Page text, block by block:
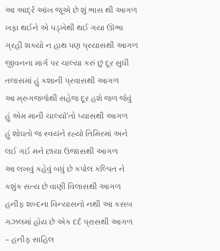
આ આર્દ્ર આંખ જૂએ છે શું ભાસ થી આગળ
ખફા થઈને એ પડ્ખેથી થઈ ગયા ઊભા
ગ્રહી શક્યો ન હાથ પણ પ્રયાસથી આગળ
જીવનના માર્ગ પર ચાલ્યા કરું છું દૂર સુધી
તલાસમાં હું કશાની પ્રવાસથી આગળ
આ મ્રુગજળોથી સહેજ દૂર હશે જળ જેવું
હું એમ માની ચાલ્યો’તો પ્યાસથી આગળ
હું શોઘતો જ સ્વયંને રહ્યો તિમિરમાં અને
લઈ ગઈ મને છાયા ઉજાસથી આગળ
આ લખવું કહેવું બધું છે કપોલ કલ્પિત ને
કશુંક સત્ય છે વાણી વિલાસથી આગળ
હનીફ શબ્દના વિન્યાસનો નથી આ કસબ
ગઝલમાં હોય છે એક દર્દ પ્રાસથી આગળ
– હનીફ સાહિલ